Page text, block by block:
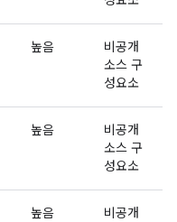
높음
비공개
소스 구
성요소
높음
비공개
소스 구
성요소
높음
비공개